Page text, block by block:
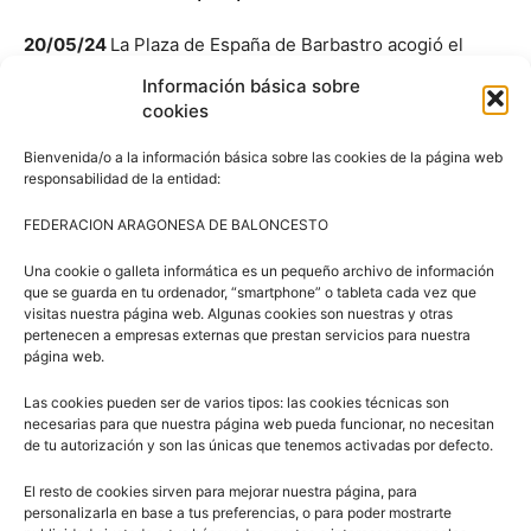
Información básica sobre
cookies
Bienvenida/o a la información básica sobre las cookies de la página web
responsabilidad de la entidad:
FEDERACION ARAGONESA DE BALONCESTO
Una cookie o galleta informática es un pequeño archivo de información
que se guarda en tu ordenador, “smartphone” o tableta cada vez que
visitas nuestra página web. Algunas cookies son nuestras y otras
pertenecen a empresas externas que prestan servicios para nuestra
página web.
Las cookies pueden ser de varios tipos: las cookies técnicas son
necesarias para que nuestra página web pueda funcionar, no necesitan
de tu autorización y son las únicas que tenemos activadas por defecto.
El resto de cookies sirven para mejorar nuestra página, para
personalizarla en base a tus preferencias, o para poder mostrarte
20/05/24 La Plaza de España de Barbastro acogió el
estreno del Circuito 3×3 Aragón Ibercaja, competición
que se celebró el sábado, 18 de mayo, con la
y la colaboración del Ayuntamiento de Barbastro, Aragón
El Casa Juan, un equipo formado por pasado y presente
del CB Peñas, Jorge Lafuente, José Malo, Álex Rubín de
del Circuito en la categoría masculina. Mientras que el
3×3 Academy catalán se proclamó campeón en la